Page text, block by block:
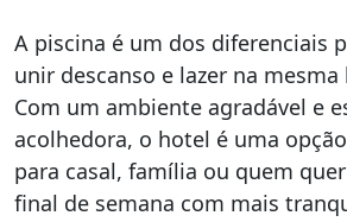
A piscina é um dos diferenciais
unir descanso e lazer na
Com um ambiente agradável e
acolhedora, o hotel é uma
para casal, família ou quem
final de semana com mais